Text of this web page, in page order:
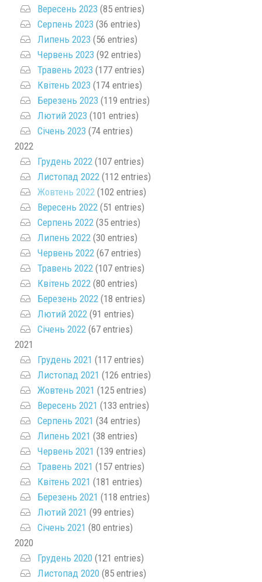
Вересень 2023 (85 entries)
Серпень 2023 (36 entries)
Липень 2023 (56 entries)
Червень 2023 (92 entries)
Травень 2023 (177 entries)
Квітень 2023 (174 entries)
Березень 2023 (119 entries)
Лютий 2023 (101 entries)
Січень 2023 (74 entries)
2022
Грудень 2022 (107 entries)
Листопад 2022 (112 entries)
Жовтень 2022 (102 entries)
Вересень 2022 (51 entries)
Серпень 2022 (35 entries)
Липень 2022 (30 entries)
Червень 2022 (67 entries)
Травень 2022 (107 entries)
Квітень 2022 (80 entries)
Березень 2022 (18 entries)
Лютий 2022 (91 entries)
Січень 2022 (67 entries)
2021
Грудень 2021 (117 entries)
Листопад 2021 (126 entries)
Жовтень 2021 (125 entries)
Вересень 2021 (133 entries)
Серпень 2021 (34 entries)
Липень 2021 (38 entries)
Червень 2021 (139 entries)
Травень 2021 (157 entries)
Квітень 2021 (181 entries)
Березень 2021 (118 entries)
Лютий 2021 (99 entries)
Січень 2021 (80 entries)
2020
Грудень 2020 (121 entries)
Листопад 2020 (85 entries)